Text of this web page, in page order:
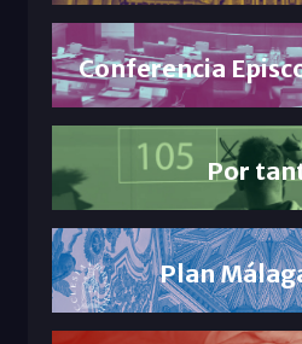
Conferencia
Por
Plan